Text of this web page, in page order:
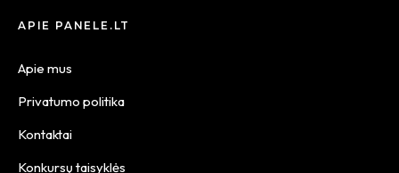
APIE PANELE.LT
Apie mus
Privatumo politika
Kontaktai
Konkursų taisyklės